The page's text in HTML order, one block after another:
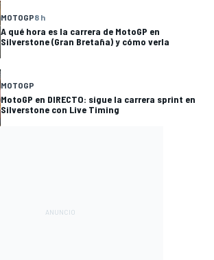
MOTOGP8 h
A qué hora es la carrera de MotoGP en
Silverstone (Gran Bretaña) y cómo verla
MOTOGP
MotoGP en DIRECTO: sigue la carrera sprint en
Silverstone con Live Timing